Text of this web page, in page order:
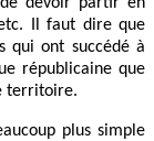
Il faut dire que
qui ont succédé à
républicaine que
territoire.
plus simple